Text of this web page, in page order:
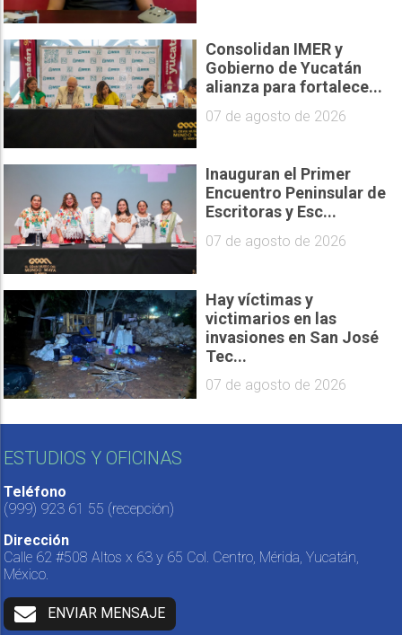
Consolidan IMER y
Gobierno de Yucatán
alianza para fortalece...
07 de agosto de 2026
Inauguran el Primer
Encuentro Peninsular de
Escritoras y Esc...
07 de agosto de 2026
Hay víctimas y
victimarios en las
invasiones en San José
Tec...
07 de agosto de 2026
ESTUDIOS Y OFICINAS
Teléfono
(999) 923 61 55 (recepción)
Dirección
Calle 62 #508 Altos x 63 y 65 Col. Centro, Mérida, Yucatán,
México.
ENVIAR MENSAJE